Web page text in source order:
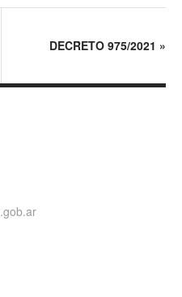
DECRETO 975/2021 »